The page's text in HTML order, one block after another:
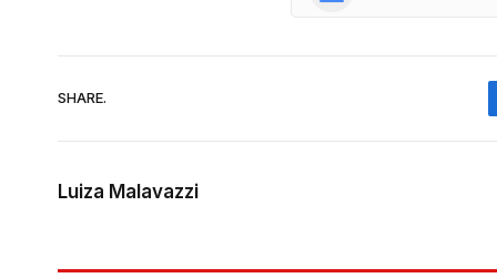
SHARE.
Luiza Malavazzi